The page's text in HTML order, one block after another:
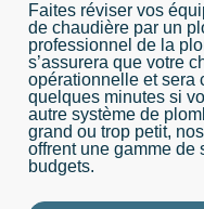
Faites réviser vos
de chaudière par un
professionnel de la
s’assurera que votre
opérationnelle et sera
quelques minutes si
autre système de
grand ou trop petit,
offrent une gamme de
budgets.